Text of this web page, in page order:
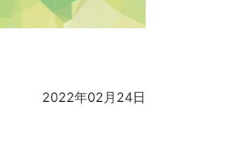
2022年02月24日